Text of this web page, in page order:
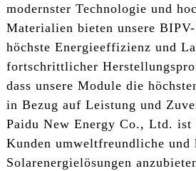
modernster Technologie und
Materialien bieten unsere
höchste Energieeffizienz und
fortschrittlicher
dass unsere Module die
in Bezug auf Leistung und
Paidu New Energy Co., Ltd. ist
Kunden umweltfreundliche und
Solarenergielösungen